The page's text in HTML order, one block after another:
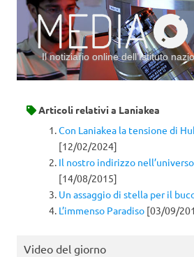
Il notiziario online dell’Istituto
Articoli relativi a Laniakea
Con Laniakea la tensione di
[12/02/2024]
Il nostro indirizzo
[14/08/2015]
Un assaggio di stella per il
L’immenso Paradiso [03/09/
Video del giorno